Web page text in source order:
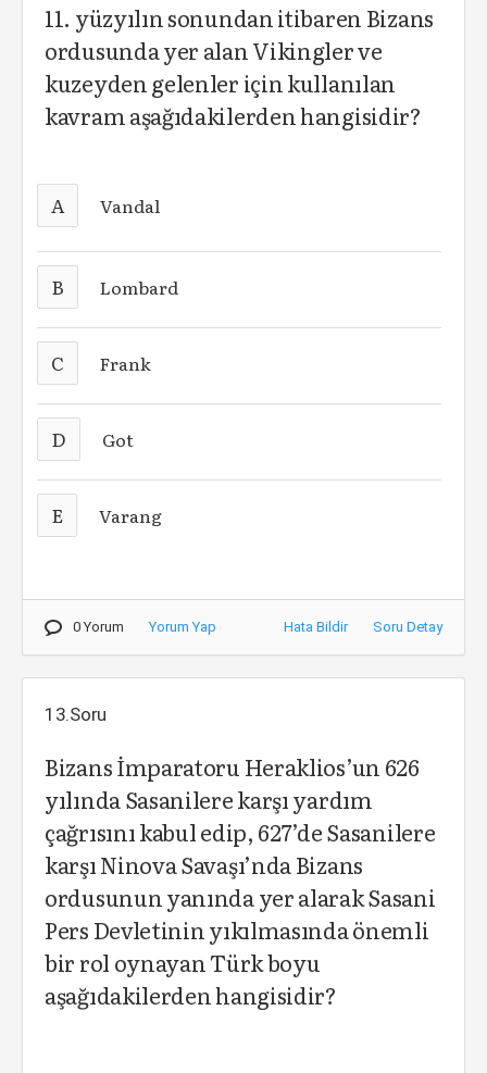
11. yüzyılın sonundan itibaren Bizans
ordusunda yer alan Vikingler ve
kuzeyden gelenler için kullanılan
kavram aşağıdakilerden hangisidir?
A Vandal
B Lombard
C Frank
D Got
E Varang
0 Yorum Yorum Yap Hata Bildir Soru Detay
13.Soru
Bizans İmparatoru Heraklios’un 626
yılında Sasanilere karşı yardım
çağrısını kabul edip, 627’de Sasanilere
karşı Ninova Savaşı’nda Bizans
ordusunun yanında yer alarak Sasani
Pers Devletinin yıkılmasında önemli
bir rol oynayan Türk boyu
aşağıdakilerden hangisidir?